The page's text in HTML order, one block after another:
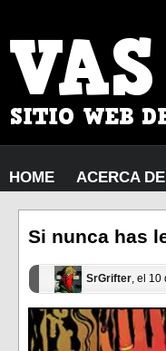
HOME ACERCA
Si nunca has
SrGrifter, el 10